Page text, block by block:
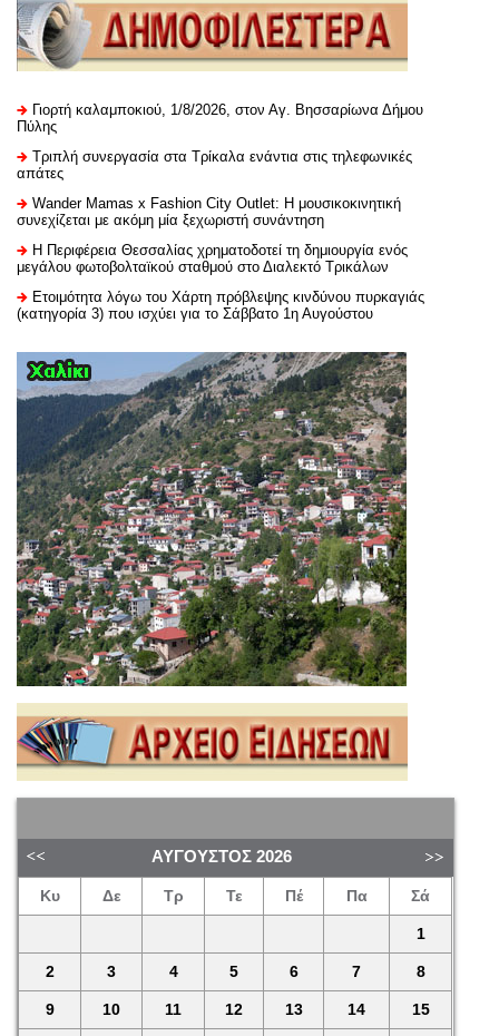
Γιορτή καλαμποκιού, 1/8/2026, στον Αγ. Βησσαρίωνα Δήμου
Πύλης
Τριπλή συνεργασία στα Τρίκαλα ενάντια στις τηλεφωνικές
απάτες
Wander Mamas x Fashion City Outlet: Η μουσικοκινητική
συνεχίζεται με ακόμη μία ξεχωριστή συνάντηση
H Περιφέρεια Θεσσαλίας χρηματοδοτεί τη δημιουργία ενός
μεγάλου φωτοβολταϊκού σταθμού στο Διαλεκτό Τρικάλων
Ετοιμότητα λόγω του Χάρτη πρόβλεψης κινδύνου πυρκαγιάς
(κατηγορία 3) που ισχύει για το Σάββατο 1η Αυγούστου
ΑΎΓΟΥΣΤΟΣ 2026
Κυ Δε Τρ Τε Πέ Πα Σά
1
2 3 4 5 6 7 8
9 10 11 12 13 14 15